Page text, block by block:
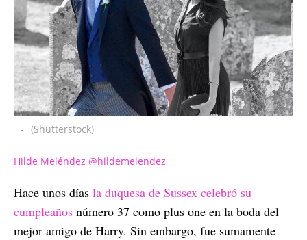
- (Shutterstock)
Hilde Meléndez @hildemelendez
Hace unos días la duquesa de Sussex celebró su
cumpleaños número 37 como plus one en la boda del
mejor amigo de Harry. Sin embargo, fue sumamente